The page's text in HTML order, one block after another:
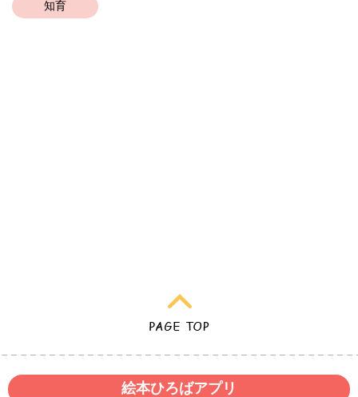
知育
絵本ひろばアプリ